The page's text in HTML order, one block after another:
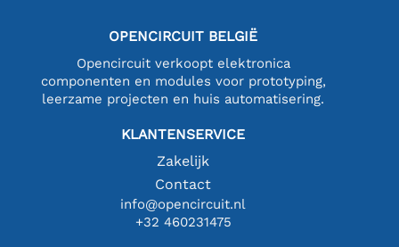
OPENCIRCUIT BELGIË
Opencircuit verkoopt elektronica
componenten en modules voor prototyping,
leerzame projecten en huis automatisering.
KLANTENSERVICE
Zakelijk
Contact
info@opencircuit.nl
+32 460231475